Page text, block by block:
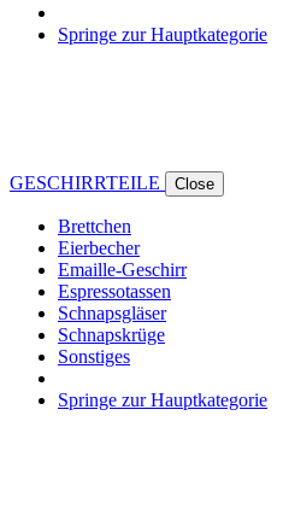
Springe zur Hauptkategorie
GESCHIRRTEILE Close
Brettchen
Eierbecher
Emaille-Geschirr
Espressotassen
Schnapsgläser
Schnapskrüge
Sonstiges
Springe zur Hauptkategorie